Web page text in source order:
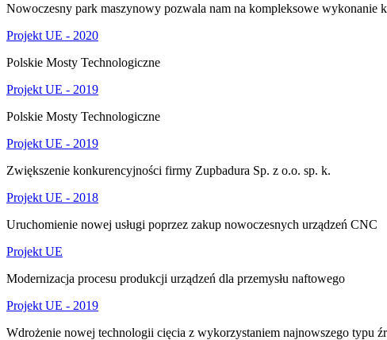
Nowoczesny park maszynowy pozwala nam na kompleksowe wykonanie
Projekt UE - 2020
Polskie Mosty Technologiczne
Projekt UE - 2019
Polskie Mosty Technologiczne
Projekt UE - 2019
Zwiększenie konkurencyjności firmy Zupbadura Sp. z o.o. sp. k.
Projekt UE - 2018
Uruchomienie nowej usługi poprzez zakup nowoczesnych urządzeń CNC
Projekt UE
Modernizacja procesu produkcji urządzeń dla przemysłu naftowego
Projekt UE - 2019
Wdrożenie nowej technologii cięcia z wykorzystaniem najnowszego typu